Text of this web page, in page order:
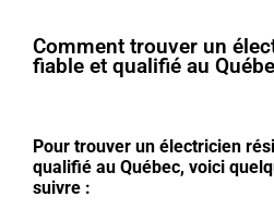
Comment trouver un
fiable et qualifié au
Pour trouver un électricien
qualifié au Québec, voici
suivre :